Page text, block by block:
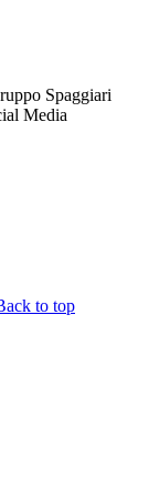
Spaggiari
Media
to top